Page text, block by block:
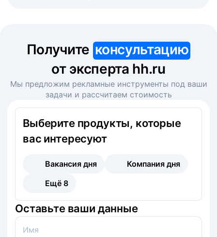
Получите консультацию
от эксперта hh.ru
Мы предложим рекламные инструменты под ваши
задачи и рассчитаем стоимость
Выберите продукты, которые
вас интересуют
Вакансия дня
Компания дня
Ещё 8
Оставьте ваши данные
Имя